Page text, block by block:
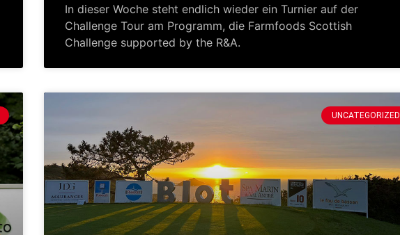
In dieser Woche steht endlich wieder ein Turnier auf der
Challenge Tour am Programm, die Farmfoods Scottish
Challenge supported by the R&A.
UNCATEGORIZED